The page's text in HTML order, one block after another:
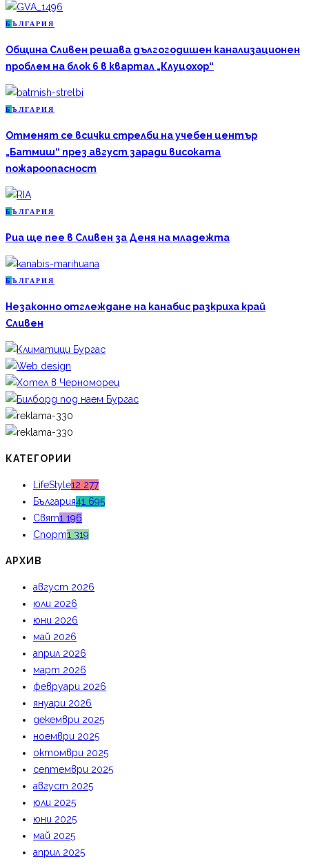
Б ЪЛГАРИЯ
Община Сливен решава дългогодишен канализационен
проблем на блок 6 в квартал „Клуцохор“
Б ЪЛГАРИЯ
Отменят се всички стрелби на учебен център
„Батмиш“ през август заради високата
пожароопасност
Б ЪЛГАРИЯ
Риа ще пее в Сливен за Деня на младежта
Б ЪЛГАРИЯ
Незаконно отглеждане на канабис разкриха край
Сливен
КАТЕГОРИИ
LifeStyle12 277
България41 695
Свят1 196
Спорт1 319
АРХИВ
август 2026
юли 2026
юни 2026
май 2026
април 2026
март 2026
февруари 2026
януари 2026
декември 2025
ноември 2025
октомври 2025
септември 2025
август 2025
юли 2025
юни 2025
май 2025
април 2025